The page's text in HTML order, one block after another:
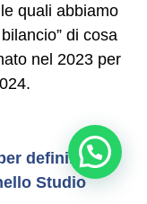
quali abbiamo
di cosa
nel 2023 per
definire gli
Studio
Sara